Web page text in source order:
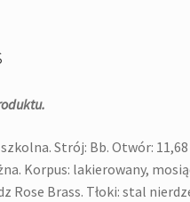
szkolna. Strój: Bb. Otwór:
Korpus: lakierowany,
Rose Brass. Tłoki: stal